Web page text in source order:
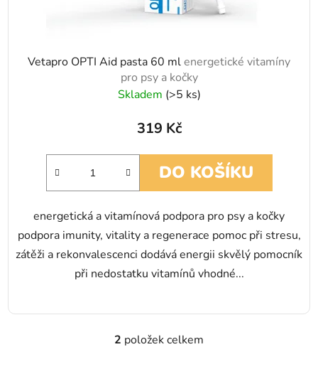
Vetapro OPTI Aid pasta 60 mlenergetické vitamíny
pro psy a kočky
Skladem (>5 ks)
319 Kč
DO KOŠÍKU
energetická a vitamínová podpora pro psy a kočky
podpora imunity, vitality a regenerace pomoc při stresu,
zátěži a rekonvalescenci dodává energii skvělý pomocník
při nedostatku vitamínů vhodné...
Ovládací prvky výpisu
2 položek celkem